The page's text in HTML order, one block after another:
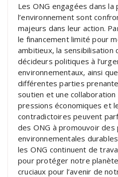
Les ONG engagées dans
l’environnement sont
majeurs dans leur action.
le financement limité pour
ambitieux, la sensibilisation
décideurs politiques à
environnementaux, ainsi
différentes parties
soutien et une collaboration
pressions économiques et
contradictoires peuvent
des ONG à promouvoir des
environnementales
les ONG continuent de
pour protéger notre
cruciaux pour l’avenir de